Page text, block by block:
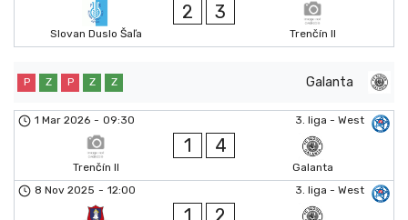
Slovan Duslo Šaľa
2 3
Trenčín II
Galanta
P Z P Z Z
3. liga - West
1 Mar 2026 - 09:30
Trenčín II
1 4
Galanta
3. liga - West
8 Nov 2025 - 12:00
1 2